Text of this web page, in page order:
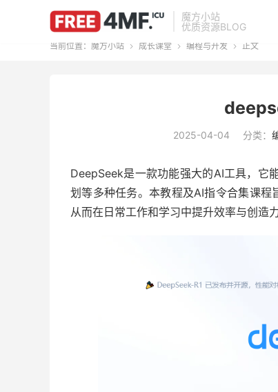
魔方小站
优质资源BLOG
当前位置： 魔方小站  成长课堂  编程与开发  正文
2025-04-04 分类：
DeepSeek是一款功能强大的AI工具，它
划等多种任务。本教程及AI指令合集课程
从而在日常工作和学习中提升效率与创造力